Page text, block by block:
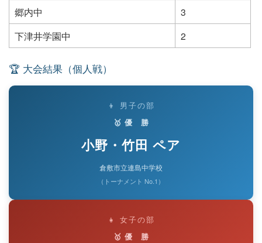
郷内中
3
下津井学園中
2
🏆 大会結果（個人戦）
👦 男子の部
🥇 優 勝
小野・竹田 ペア
倉敷市立連島中学校
（トーナメント No.1）
👧 女子の部
🥇 優 勝